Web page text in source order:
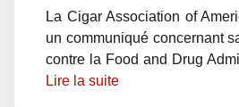
La Cigar Association of
un communiqué concernant
contre la Food and Drug
Lire la suite